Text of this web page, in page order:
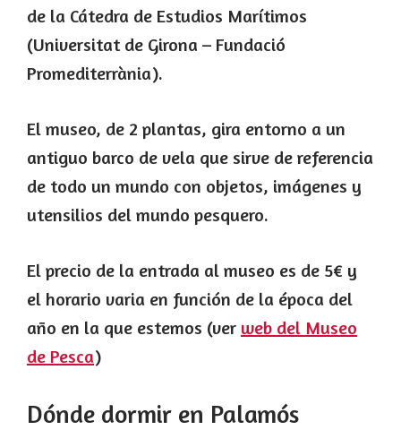
de la Cátedra de Estudios Marítimos
(Universitat de Girona – Fundació
Promediterrània).
El museo, de 2 plantas, gira entorno a un
antiguo barco de vela que sirve de referencia
de todo un mundo con objetos, imágenes y
utensilios del mundo pesquero.
El precio de la entrada al museo es de 5€ y
el horario varia en función de la época del
año en la que estemos (ver web del Museo
de Pesca)
Dónde dormir en Palamós